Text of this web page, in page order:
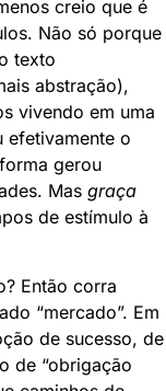
creio que é
Não só porque
texto
abstração),
vivendo em uma
efetivamente o
gerou
Mas graça
de estímulo à
Então corra
“mercado”. Em
de sucesso, de
de “obrigação